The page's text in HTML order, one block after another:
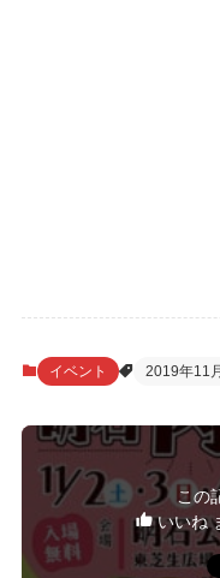
イベント 2019年11
この
いいね